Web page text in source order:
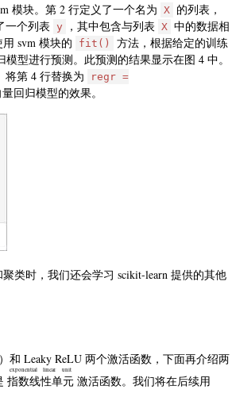
模块。第 2 行定义了一个名为 X 的列表，
一个列表 y ，其中包含与列表 X 中的数据相
svm 模块的 fit()
方法，根据给定的训练
型进行预测。此预测的结果显示在图 4 中。
将第 4 行替换为
regr =
回归模型的效果。
类时，我们还会学习 scikit-learn 提供的其他
）和 Leaky ReLU 两个激活函数，下面再介绍两
指数线性单元
exponential linear unit
激活函数。我们将在后续用